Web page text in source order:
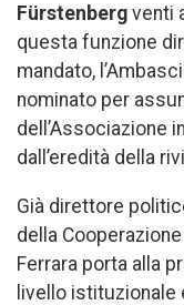
Fürstenberg venti
questa funzione
mandato,
nominato per
dell’Associazione
dall’eredità della
Già direttore
della
Ferrara porta alla
livello istituzionale